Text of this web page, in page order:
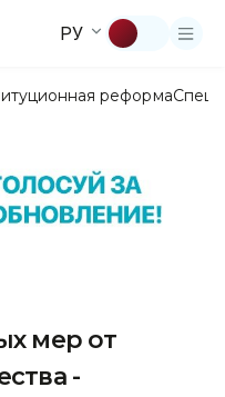
РУ
реформа
мер от
-